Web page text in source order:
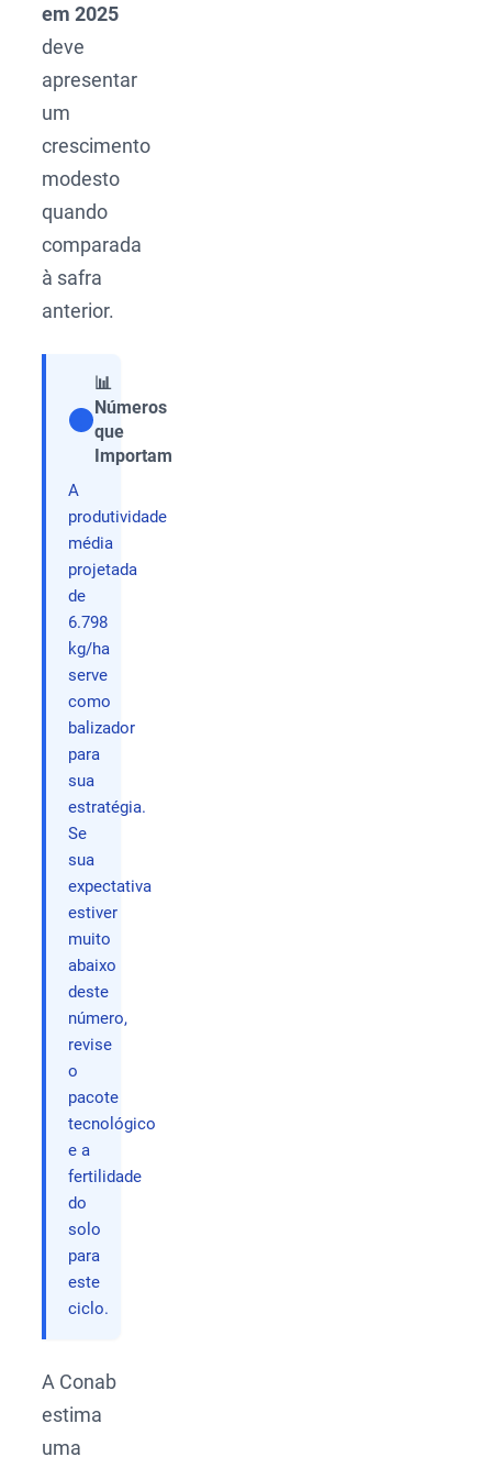
em 2025
deve
apresentar
um
crescimento
modesto
quando
comparada
à safra
anterior.
📊
Números
que
Importam
A
produtividade
média
projetada
de
6.798
kg/ha
serve
como
balizador
para
sua
estratégia.
Se
sua
expectativa
estiver
muito
abaixo
deste
número,
revise
o
pacote
tecnológico
e a
fertilidade
do
solo
para
este
ciclo.
A Conab
estima
uma